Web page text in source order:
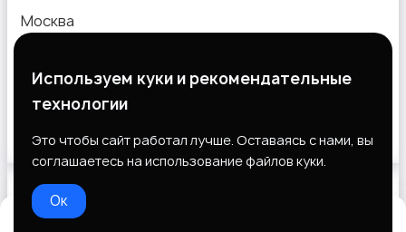
Используем куки и рекомендательные
технологии
Это чтобы сайт работал лучше. Оставаясь с нами, вы
соглашаетесь на использование файлов куки.
Ок
Москва
Новосибирск
Омск
Пермь
Выберите способ оплаты